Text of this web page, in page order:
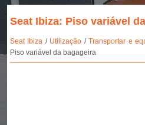
Seat Ibiza: Piso variável
Seat Ibiza / Utilização /Transportar e
Piso variável da bagageira